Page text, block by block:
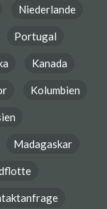
Niederlande
Portugal
Kanada
Kolumbien
Madagaskar